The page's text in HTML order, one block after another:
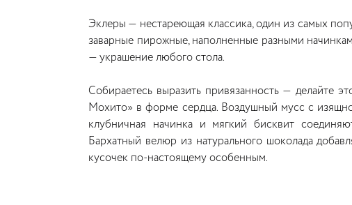
Эклеры — нестареющая классика, один из самых
заварные пирожные, наполненные разными
— украшение любого стола.
Собираетесь выразить привязанность — делайте
Мохито» в форме сердца. Воздушный мусс с
клубничная начинка и мягкий бисквит
Бархатный велюр из натурального шоколада
кусочек по-настоящему особенным.